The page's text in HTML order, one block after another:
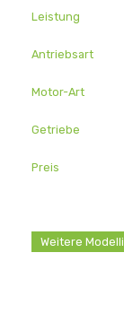
Leistung
Antriebsart
Motor-Art
Getriebe
Preis
Weitere